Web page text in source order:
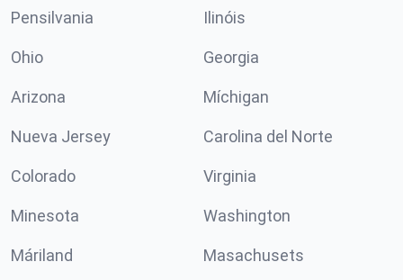
Pensilvania Ilinóis
Ohio Georgia
Arizona Míchigan
Nueva Jersey Carolina del Norte
Colorado Virginia
Minesota Washington
Máriland Masachusets